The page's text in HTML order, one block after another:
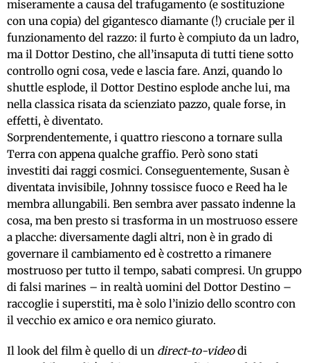
miseramente a causa del trafugamento (e sostituzione
con una copia) del gigantesco diamante (!) cruciale per il
funzionamento del razzo: il furto è compiuto da un ladro,
ma il Dottor Destino, che all’insaputa di tutti tiene sotto
controllo ogni cosa, vede e lascia fare. Anzi, quando lo
shuttle esplode, il Dottor Destino esplode anche lui, ma
nella classica risata da scienziato pazzo, quale forse, in
effetti, è diventato.
Sorprendentemente, i quattro riescono a tornare sulla
Terra con appena qualche graffio. Però sono stati
investiti dai raggi cosmici. Conseguentemente, Susan è
diventata invisibile, Johnny tossisce fuoco e Reed ha le
membra allungabili. Ben sembra aver passato indenne la
cosa, ma ben presto si trasforma in un mostruoso essere
a placche: diversamente dagli altri, non è in grado di
governare il cambiamento ed è costretto a rimanere
mostruoso per tutto il tempo, sabati compresi. Un gruppo
di falsi marines – in realtà uomini del Dottor Destino –
raccoglie i superstiti, ma è solo l’inizio dello scontro con
il vecchio ex amico e ora nemico giurato.
Il look del film è quello di un direct-to-videodi